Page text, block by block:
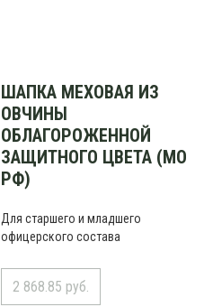
ШАПКА МЕХОВАЯ ИЗ
ОВЧИНЫ
ОБЛАГОРОЖЕННОЙ
ЗАЩИТНОГО ЦВЕТА (МО
РФ)
Для старшего и младшего
офицерского состава
2 868.85 руб.